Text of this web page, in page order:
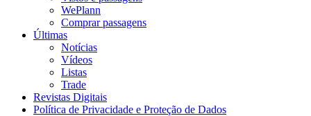
WePlann
Comprar passagens
Últimas
Notícias
Vídeos
Listas
Trade
Revistas Digitais
Política de Privacidade e Proteção de Dados